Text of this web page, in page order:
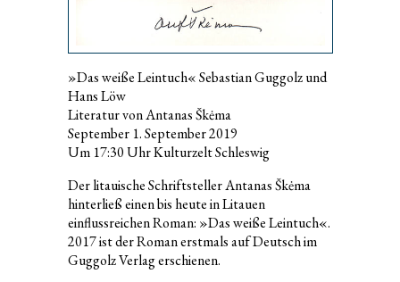
»Das weiße Leintuch« Sebastian Guggolz und
Hans Löw
Literatur von Antanas Škėma
September 1. September 2019
Um 17:30 Uhr Kulturzelt Schleswig
Der litauische Schriftsteller Antanas Škėma
hinterließ einen bis heute in Litauen
einflussreichen Roman: »Das weiße Leintuch«.
2017 ist der Roman erstmals auf Deutsch im
Guggolz Verlag erschienen.